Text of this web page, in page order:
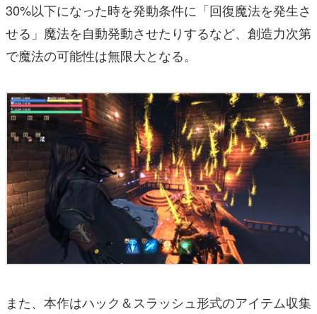
30%以下になった時を発動条件に「回復魔法を発生さ
せる」魔法を自動発動させたりするなど、創造力次第
で魔法の可能性は無限大となる。
また、本作はハック＆スラッシュ形式のアイテム収集